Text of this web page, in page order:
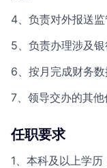
4、负责对外报送
5、负责办理涉及
6、按月完成财务
7、领导交办的其他
任职要求
1、本科及以上学历